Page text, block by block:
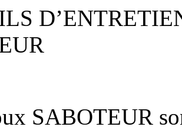
SABOTEUR